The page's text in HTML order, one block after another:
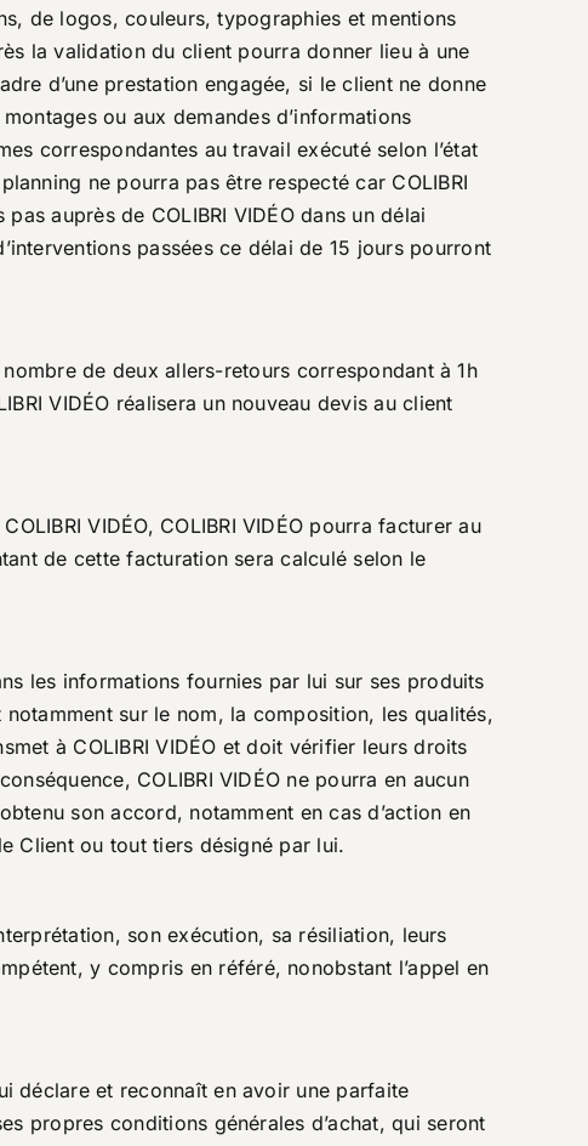
de logos, couleurs, typographies et mentions
la validation du client pourra donner lieu à une
d’une prestation engagée, si le client ne donne
ou aux demandes d’informations
correspondantes au travail exécuté selon l’état
ne pourra pas être respecté car COLIBRI
auprès de COLIBRI VIDÉO dans un délai
passées ce délai de 15 jours pourront
de deux allers-retours correspondant à 1h
VIDÉO réalisera un nouveau devis au client
VIDÉO, COLIBRI VIDÉO pourra facturer au
de cette facturation sera calculé selon le
les informations fournies par lui sur ses produits
sur le nom, la composition, les qualités,
à COLIBRI VIDÉO et doit vérifier leurs droits
COLIBRI VIDÉO ne pourra en aucun
son accord, notamment en cas d’action en
Client ou tout tiers désigné par lui.
son exécution, sa résiliation, leurs
y compris en référé, nonobstant l’appel en
déclare et reconnaît en avoir une parfaite
propres conditions générales d’achat, qui seront